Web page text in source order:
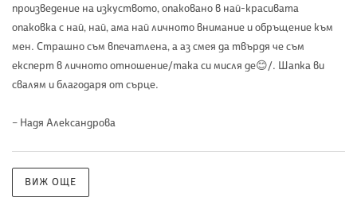
произведение на изкуството, опаковано в най-красивата
опаковка с най, най, ама най личното внимание и обръщение към
мен. Страшно съм впечатлена, а аз смея да твърдя че съм
експерт в личното отношение/така си мисля де😊/. Шапка ви
свалям и благодаря от сърце.
– Надя Александрова
ВИЖ ОЩЕ